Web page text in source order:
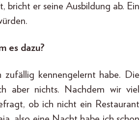
bricht er seine Ausbildung ab. Ein
es dazu?
zufällig kennengelernt habe. Die
aber nichts. Nachdem wir viel
ob ich nicht ein Restaurant